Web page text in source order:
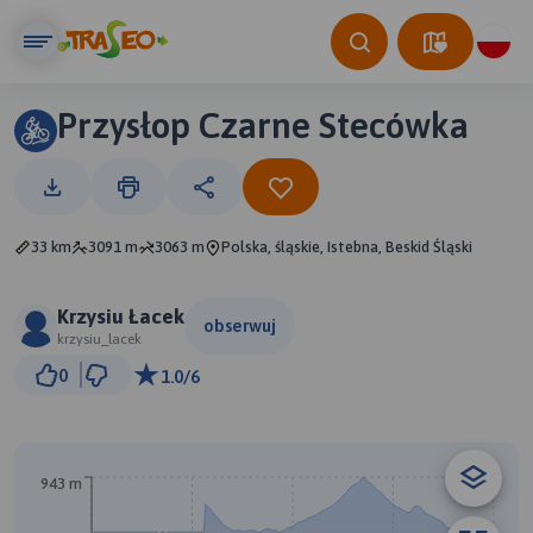
Przysłop Czarne Stecówka
33 km 3091 m 3063 m Polska, śląskie, Istebna, Beskid Śląski
Krzysiu Łacek
krzysiu_lacek
obserwuj
0 1.0/6
943 m